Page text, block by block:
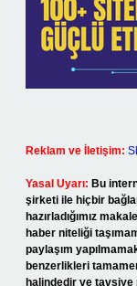
Reklam ve İletişim:
Yasal Uyarı: Bu
şirketi ile hiçbir
hazırladığımız
haber niteliği
paylaşım
benzerlikleri
halindedir ve tavsiye